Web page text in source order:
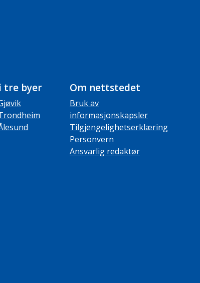
tre byer Om nettstedet
Bruk av
informasjonskapsler
Tilgjengelighetserklæring
Personvern
Ansvarlig redaktør